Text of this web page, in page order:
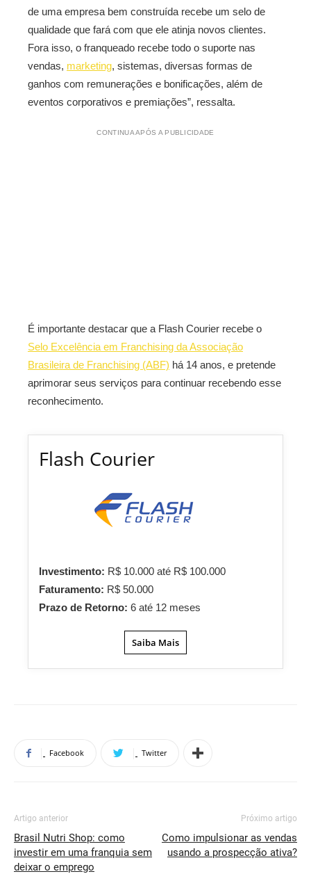
de uma empresa bem construída recebe um selo de
qualidade que fará com que ele atinja novos clientes.
Fora isso, o franqueado recebe todo o suporte nas
vendas, marketing, sistemas, diversas formas de
ganhos com remunerações e bonificações, além de
eventos corporativos e premiações”, ressalta.
CONTINUA APÓS A PUBLICIDADE
É importante destacar que a Flash Courier recebe o
Selo Excelência em Franchising da Associação
Brasileira de Franchising (ABF) há 14 anos, e pretende
aprimorar seus serviços para continuar recebendo esse
reconhecimento.
Flash Courier
Investimento: R$ 10.000 até R$ 100.000
Faturamento: R$ 50.000
Prazo de Retorno: 6 até 12 meses
Saiba Mais
Facebook Twitter
Artigo anterior
Brasil Nutri Shop: como
investir em uma franquia sem
deixar o emprego
Próximo artigo
Como impulsionar as vendas
usando a prospecção ativa?